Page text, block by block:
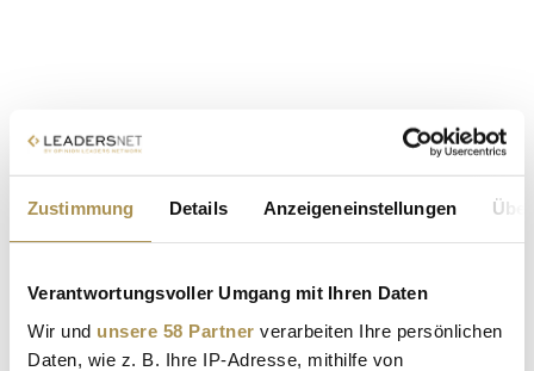
Zustimmung Details Anzeigeneinstellungen
Verantwortungsvoller Umgang mit Ihren Daten
Wir und unsere 58 Partner verarbeiten Ihre persönlichen
Daten, wie z. B. Ihre IP-Adresse, mithilfe von